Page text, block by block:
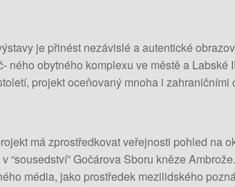
je přinést nezávislé a autentické
ného obytného komplexu ve městě a
projekt oceňovaný mnoha i zahraničními
má zprostředkovat veřejnosti pohled na
“sousedství” Gočárova Sboru kněze
média, jako prostředek mezilidského